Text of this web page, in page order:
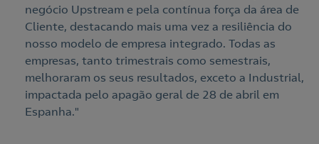
negócio Upstream e pela contínua força da área de
Cliente, destacando mais uma vez a resiliência do
nosso modelo de empresa integrado. Todas as
empresas, tanto trimestrais como semestrais,
melhoraram os seus resultados, exceto a Industrial,
impactada pelo apagão geral de 28 de abril em
Espanha."